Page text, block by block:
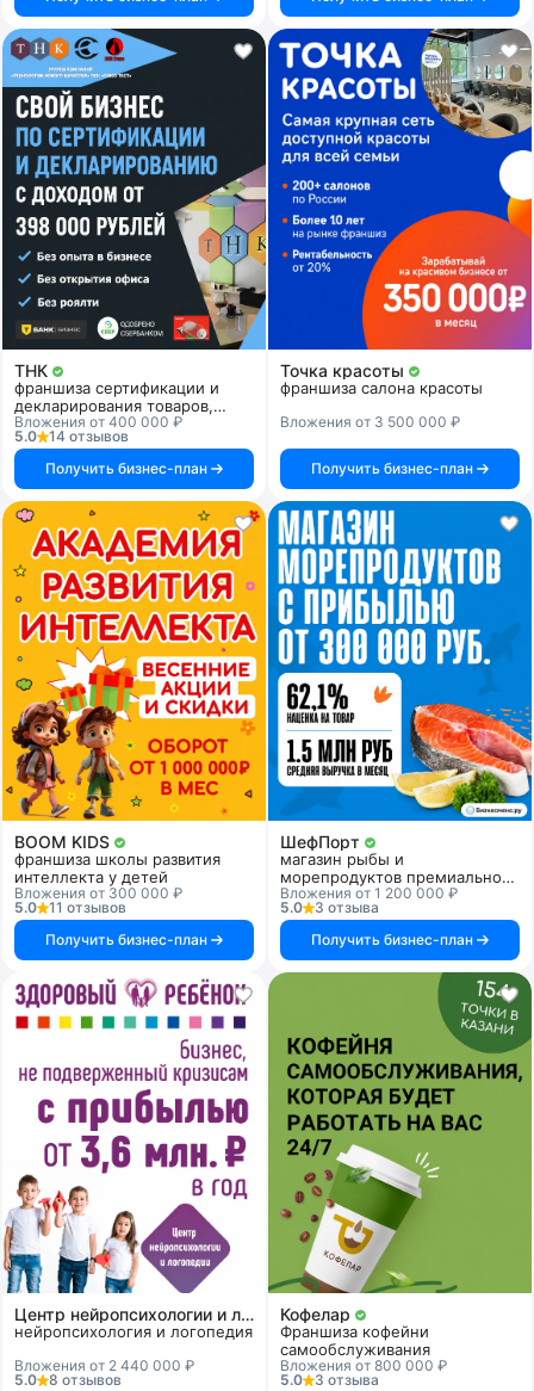
ТНК
франшиза сертификации и
декларирования товаров,
продукции и услуг
Вложения от 400 000 ₽
5.0
14 отзывов
Получить бизнес-план
Точка красоты
франшиза салона красоты
Вложения от 3 500 000 ₽
Получить бизнес-план
BOOM KIDS
франшиза школы развития
интеллекта у детей
Вложения от 300 000 ₽
5.0
11 отзывов
Получить бизнес-план
ШефПорт
магазин рыбы и
морепродуктов премиального
качества
Вложения от 1 200 000 ₽
5.0
3 отзыва
Получить бизнес-план
Центр нейропсихологии и логопедии «Здоровый ребенок»
нейропсихология и логопедия
Вложения от 2 440 000 ₽
5.0
8 отзывов
Кофелар
Франшиза кофейни
самообслуживания
Вложения от 800 000 ₽
5.0
3 отзыва